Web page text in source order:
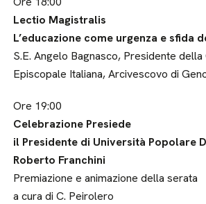
Lectio Magistralis
L’educazione come urgenza e sfida
S.E. Angelo Bagnasco, Presidente
Episcopale Italiana, Arcivescovo di
Ore 19:00
Celebrazione Presiede
il Presidente di Università Popolare
Roberto Franchini
Premiazione e animazione della serata
a cura di C. Peirolero